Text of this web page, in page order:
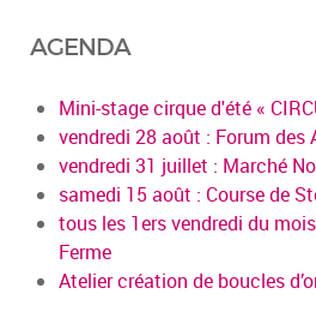
AGENDA
Mini-stage cirque d'été «
vendredi 28 août : Forum des
vendredi 31 juillet : Marché
samedi 15 août : Course de
tous les 1ers vendredi du
Ferme
Atelier création de boucles